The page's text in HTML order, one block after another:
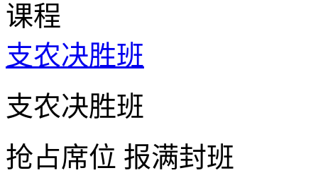
课程
支农决胜班
支农决胜班
抢占席位 报满封班